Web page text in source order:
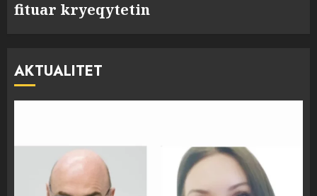
fituar kryeqytetin
AKTUALITET